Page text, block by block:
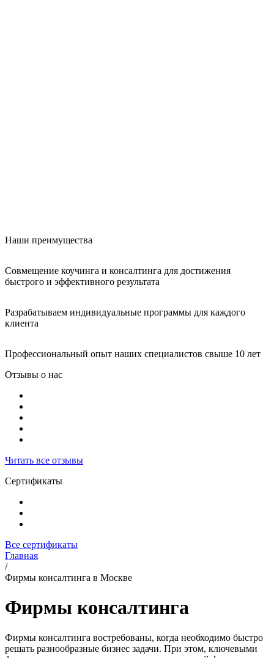
Наши преимущества
Совмещение коучинга и консалтинга для достижения
быстрого и эффективного результата
Разрабатываем индивидуальные программы для каждого
клиента
Профессиональный опыт наших специалистов свыше 10 лет
Отзывы о нас
Читать все отзывы
Сертификаты
Все сертификаты
Главная
/
Фирмы консалтинга в Москве
Фирмы консалтинга
Фирмы консалтинга востребованы, когда необходимо быстро
решать разнообразные бизнес задачи. При этом, ключевыми